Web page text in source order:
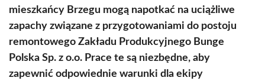
mieszkańcy Brzegu mogą napotkać na uciążliwe
zapachy związane z przygotowaniami do postoju
remontowego Zakładu Produkcyjnego Bunge
Polska Sp. z o.o. Prace te są niezbędne, aby
zapewnić odpowiednie warunki dla ekipy